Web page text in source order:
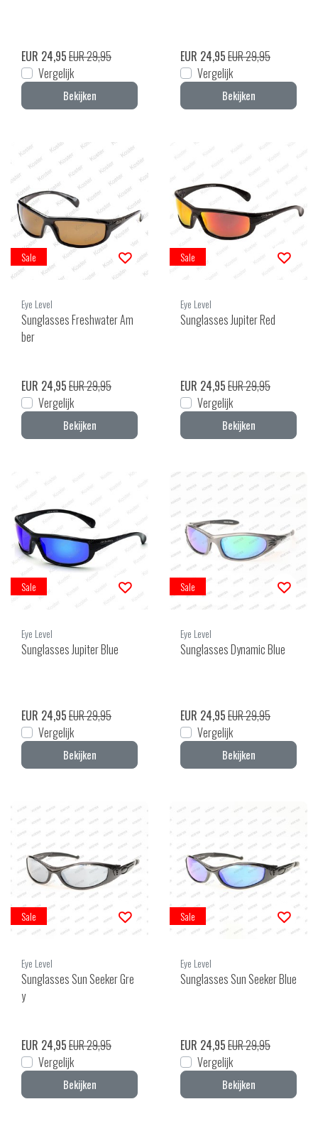
EUR 24,95EUR 29,95
Vergelijk
Bekijken
EUR 24,95EUR 29,95
Vergelijk
Bekijken
Sale
Eye Level
Sunglasses Freshwater Am
ber
EUR 24,95EUR 29,95
Vergelijk
Bekijken
Sale
Eye Level
Sunglasses Jupiter Red
EUR 24,95EUR 29,95
Vergelijk
Bekijken
Sale
Eye Level
Sunglasses Jupiter Blue
EUR 24,95EUR 29,95
Vergelijk
Bekijken
Sale
Eye Level
Sunglasses Dynamic Blue
EUR 24,95EUR 29,95
Vergelijk
Bekijken
Sale
Eye Level
Sunglasses Sun Seeker Gre
y
EUR 24,95EUR 29,95
Vergelijk
Bekijken
Sale
Eye Level
Sunglasses Sun Seeker Blue
EUR 24,95EUR 29,95
Vergelijk
Bekijken